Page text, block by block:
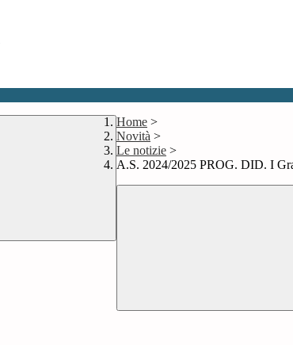
Home >
Novità >
Le notizie >
A.S. 2024/2025 PROG. DID. I